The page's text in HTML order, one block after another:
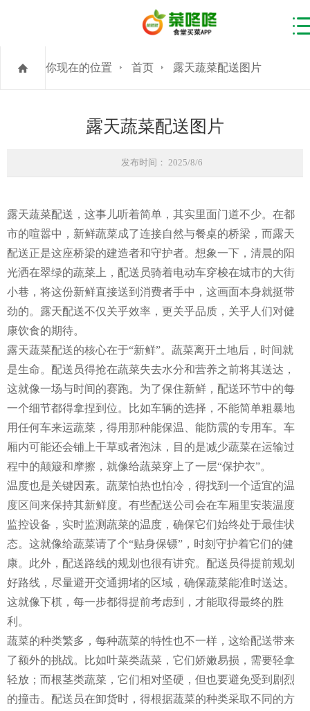
你现在的位置 首页 露天蔬菜配送图片
露天蔬菜配送图片
发布时间： 2025/8/6
露天蔬菜配送，这事儿听着简单，其实里面门道不少。在都
市的喧嚣中，新鲜蔬菜成了连接自然与餐桌的桥梁，而露天
配送正是这座桥梁的建造者和守护者。想象一下，清晨的阳
光洒在翠绿的蔬菜上，配送员骑着电动车穿梭在城市的大街
小巷，将这份新鲜直接送到消费者手中，这画面本身就挺带
劲的。露天配送不仅关乎效率，更关乎品质，关乎人们对健
康饮食的期待。
露天蔬菜配送的核心在于“新鲜”。蔬菜离开土地后，时间就
是生命。配送员得抢在蔬菜失去水分和营养之前将其送达，
这就像一场与时间的赛跑。为了保住新鲜，配送环节中的每
一个细节都得拿捏到位。比如车辆的选择，不能简单粗暴地
用任何车来运蔬菜，得用那种能保温、能防震的专用车。车
厢内可能还会铺上干草或者泡沫，目的是减少蔬菜在运输过
程中的颠簸和摩擦，就像给蔬菜穿上了一层“保护衣”。
温度也是关键因素。蔬菜怕热也怕冷，得找到一个适宜的温
度区间来保持其新鲜度。有些配送公司会在车厢里安装温度
监控设备，实时监测蔬菜的温度，确保它们始终处于最佳状
态。这就像给蔬菜请了个“贴身保镖”，时刻守护着它们的健
康。此外，配送路线的规划也很有讲究。配送员得提前规划
好路线，尽量避开交通拥堵的区域，确保蔬菜能准时送达。
这就像下棋，每一步都得提前考虑到，才能取得最终的胜
利。
蔬菜的种类繁多，每种蔬菜的特性也不一样，这给配送带来
了额外的挑战。比如叶菜类蔬菜，它们娇嫩易损，需要轻拿
轻放；而根茎类蔬菜，它们相对坚硬，但也要避免受到剧烈
的撞击。配送员在卸货时，得根据蔬菜的种类采取不同的方